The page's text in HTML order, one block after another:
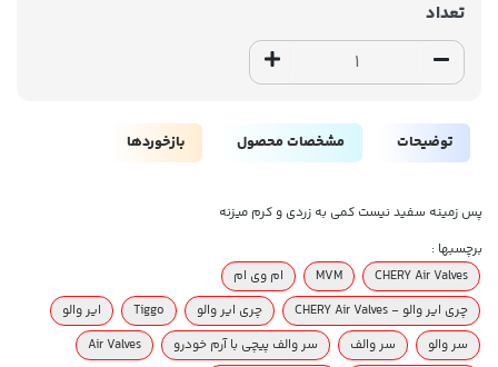
تعداد
توضیحات مشخصات محصول بازخوردها
پس زمینه سفید نیست کمی به زردی و کرم میزنه
برچسبها :
CHERY Air Valves
MVM
ام وی ام
چری ایر والو - CHERY Air Valves
چری ایر والو Tiggo
ایر والو
سر والو
سر والف سر والف پیچی با آرم خودرو
Air Valves